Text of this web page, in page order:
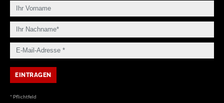
* Pflichtfeld